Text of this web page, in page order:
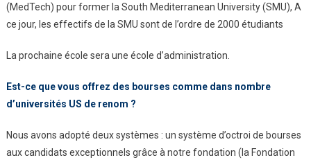
(MedTech) pour former la South Mediterranean University (SMU), A
ce jour, les effectifs de la SMU sont de l’ordre de 2000 étudiants
La prochaine école sera une école d’administration.
Est-ce que vous offrez des bourses comme dans nombre
d’universités US de renom ?
Nous avons adopté deux systèmes : un système d’octroi de bourses
aux candidats exceptionnels grâce à notre fondation (la Fondation